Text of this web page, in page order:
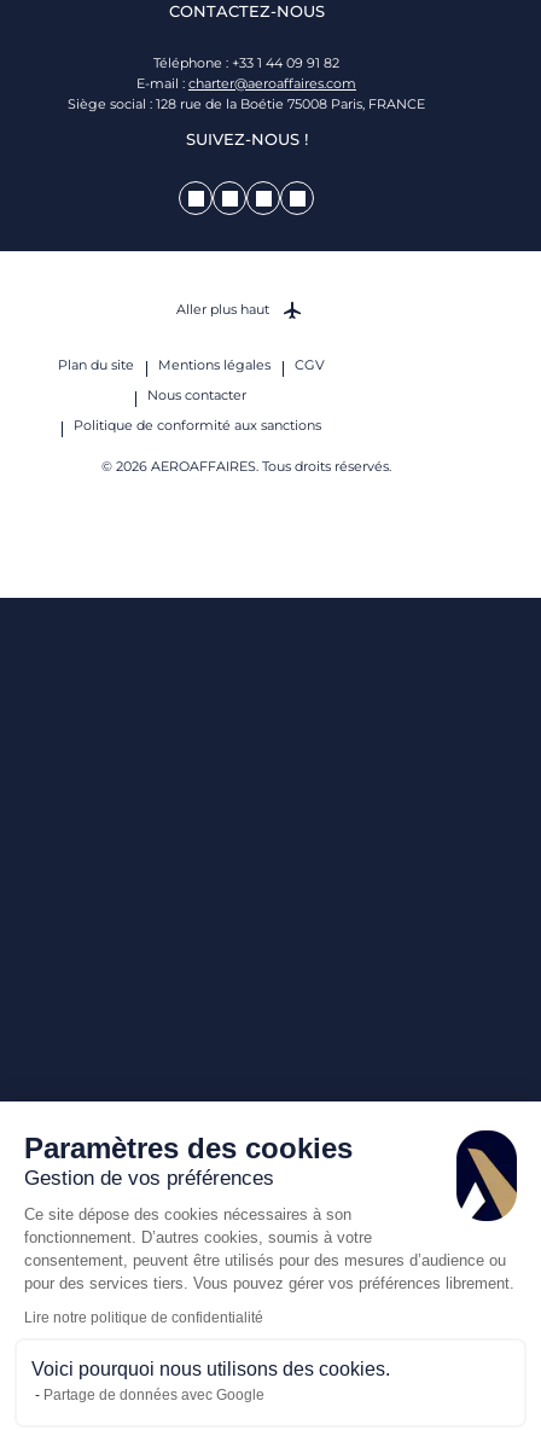
CONTACTEZ-NOUS
Téléphone : +33 1 44 09 91 82
E-mail : charter@aeroaffaires.com
Siège social : 128 rue de la Boétie 75008 Paris, FRANCE
SUIVEZ-NOUS !
Plan du site Mentions légales
CGV
Nous contacter
Politique de conformité aux sanctions
© 2026 AEROAFFAIRES. Tous droits réservés.
Aller plus haut
Paramètres des cookies
Gestion de vos préférences
Ce site dépose des cookies nécessaires à son
fonctionnement. D’autres cookies, soumis à votre
consentement, peuvent être utilisés pour des mesures d’audience ou
pour des services tiers. Vous pouvez gérer vos préférences librement.
Lire notre politique de confidentialité
Voici pourquoi nous utilisons des cookies.
Partage de données avec Google